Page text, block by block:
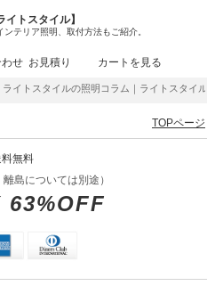
トスタイル】
テリア照明、取付方法もご紹介。
せ お見積り カートを見る
イトスタイルの照明コラム｜ライトスタイル
TOPページ
無料
島については別途）
63%OFF